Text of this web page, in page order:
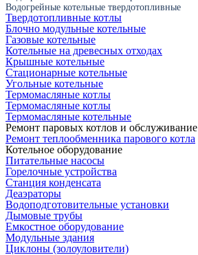
Водогрейные котельные твердотопливные
Твердотопливные котлы
Блочно модульные котельные
Газовые котельные
Котельные на древесных отходах
Крышные котельные
Стационарные котельные
Угольные котельные
Термомасляные котлы
Термомасляные котлы
Термомасляные котельные
Ремонт паровых котлов и обслуживание
Ремонт теплообменника парового котла
Котельное оборудование
Питательные насосы
Горелочные устройства
Станция конденсата
Деаэраторы
Водоподготовительные установки
Дымовые трубы
Емкостное оборудование
Mодульные здания
Циклоны (золоуловители)